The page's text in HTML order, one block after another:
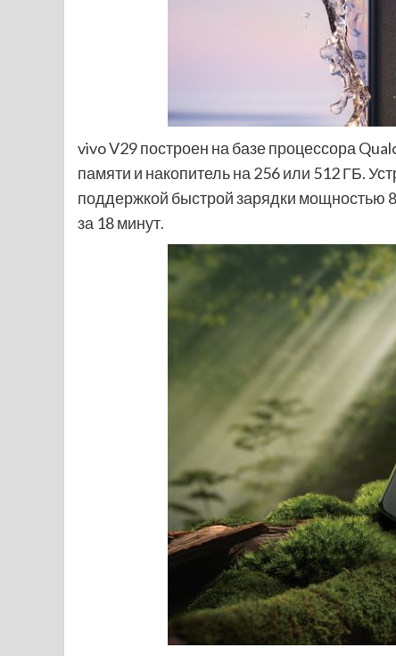
vivo V29 построен на базе процессора
памяти и накопитель на 256 или 512 ГБ.
поддержкой быстрой зарядки мощностью
за 18 минут.